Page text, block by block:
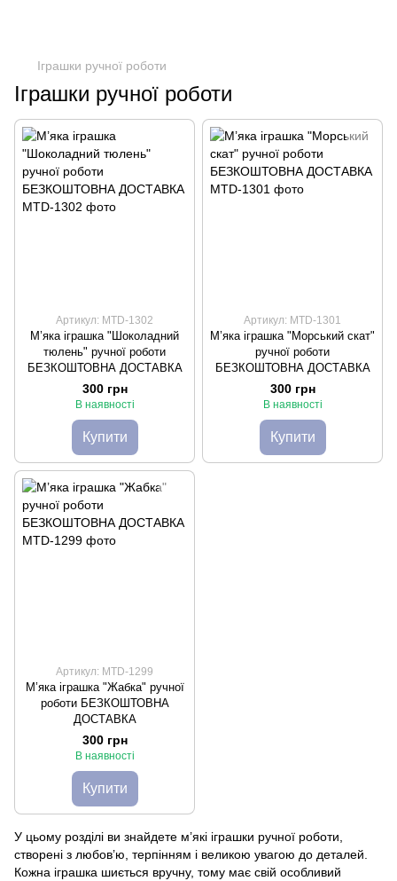
Іграшки ручної роботи
Іграшки ручної роботи
У цьому розділі ви знайдете м’які іграшки ручної роботи,
створені з любов’ю, терпінням і великою увагою до деталей.
Кожна іграшка шиється вручну, тому має свій особливий
Артикул: MTD-1302
М’яка іграшка "Шоколадний
тюлень" ручної роботи
БЕЗКОШТОВНА ДОСТАВКА
300 грн
В наявності
Купити
Артикул: MTD-1301
М’яка іграшка "Морський скат"
ручної роботи
БЕЗКОШТОВНА ДОСТАВКА
300 грн
В наявності
Купити
Артикул: MTD-1299
М’яка іграшка "Жабка" ручної
роботи БЕЗКОШТОВНА
ДОСТАВКА
300 грн
В наявності
Купити